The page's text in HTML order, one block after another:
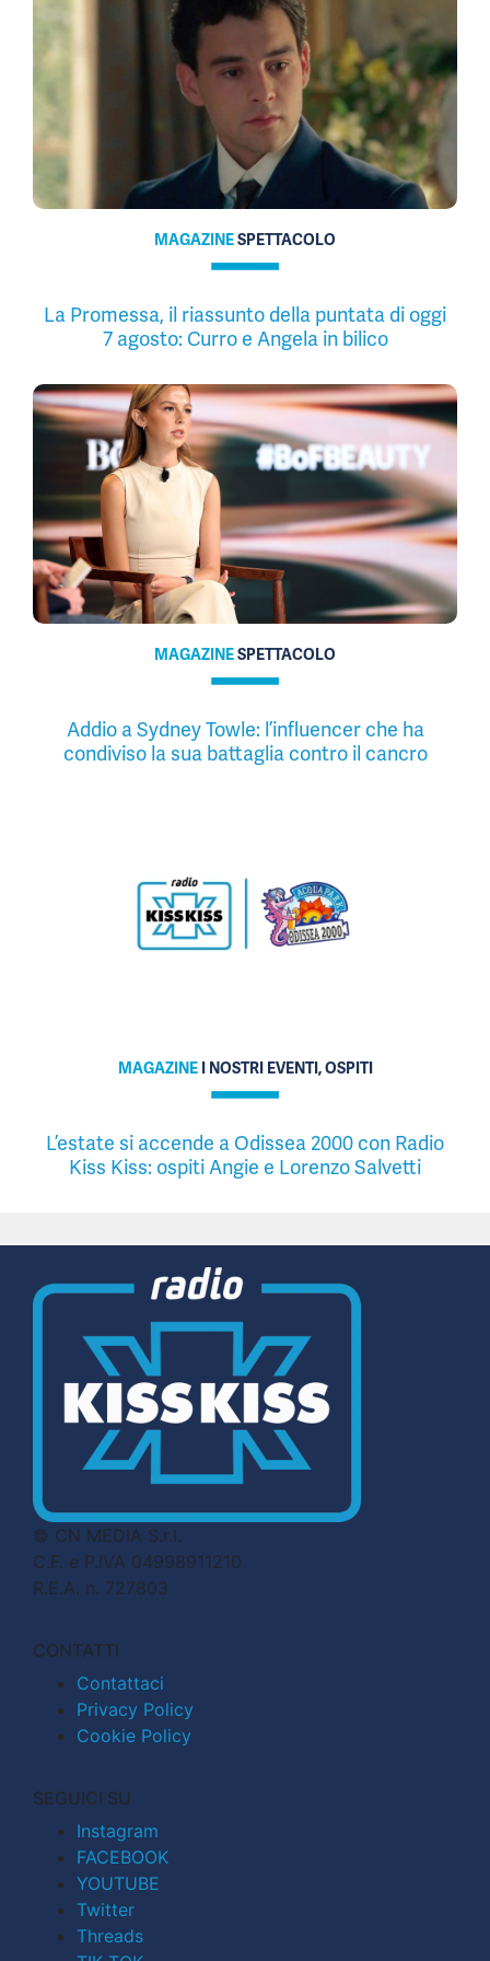
MAGAZINESPETTACOLO
La Promessa, il riassunto della puntata di oggi
7 agosto: Curro e Angela in bilico
MAGAZINESPETTACOLO
Addio a Sydney Towle: l’influencer che ha
condiviso la sua battaglia contro il cancro
MAGAZINE I NOSTRI EVENTI, OSPITI
L’estate si accende a Odissea 2000 con Radio
Kiss Kiss: ospiti Angie e Lorenzo Salvetti
© CN MEDIA S.r.l.
C.F. e P.IVA 04998911210
R.E.A. n. 727803
CONTATTI
Contattaci
Privacy Policy
Cookie Policy
SEGUICI SU
Instagram
FACEBOOK
YOUTUBE
Twitter
Threads